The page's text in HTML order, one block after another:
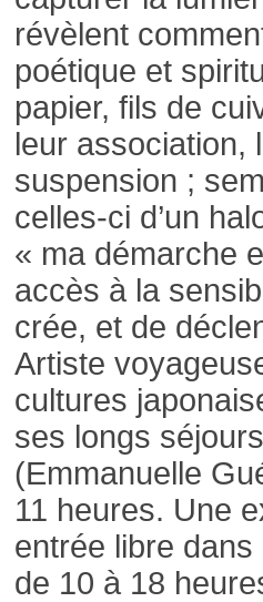
révèlent
poétique et
papier, fils de
leur association,
suspension ;
celles-ci d’un
« ma démarche
accès à la
crée, et de
Artiste
cultures
ses longs
(Emmanuelle
11 heures. Une
entrée libre dans
de 10 à 18